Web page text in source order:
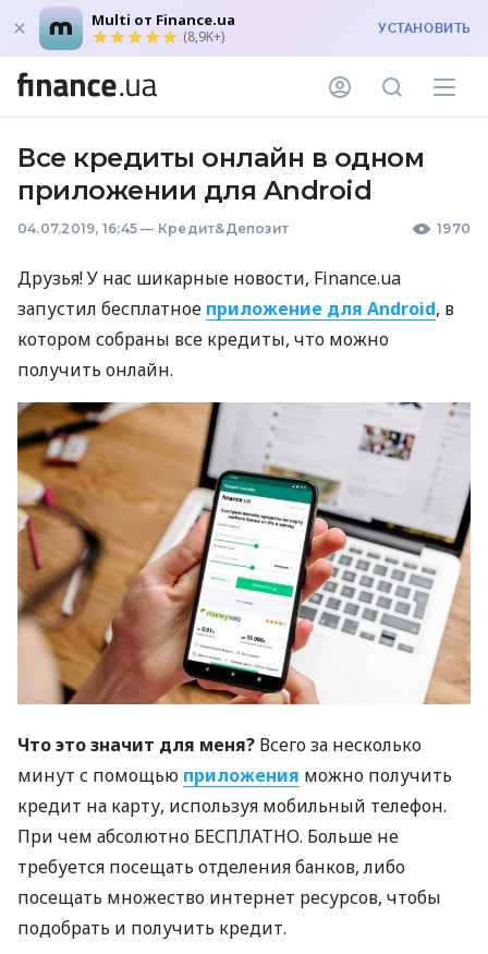
Multi от Finance.ua
(8,9K+) УСТАНОВИТЬ
Все кредиты онлайн в одном
приложении для Android
04.07.2019, 16:45 — Кредит&Депозит 1970
Друзья! У нас шикарные новости, Finance.ua
запустил бесплатное приложение для Android, в
котором собраны все кредиты, что можно
получить онлайн.
Что это значит для меня? Всего за несколько
минут с помощью приложения можно получить
кредит на карту, используя мобильный телефон.
При чем абсолютно БЕСПЛАТНО. Больше не
требуется посещать отделения банков, либо
посещать множество интернет ресурсов, чтобы
подобрать и получить кредит.